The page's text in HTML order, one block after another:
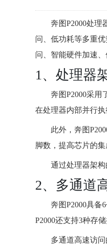
奔图P2000处理
问、低功耗等多重
问、智能硬件加速
1、处理器
奔图P2000采用
在处理器内部并行执
此外，奔图
脚数，提高芯片的集
通过处理器架
2、多通道
奔图P2000具备
P2000还支持3种存
多通道高速访